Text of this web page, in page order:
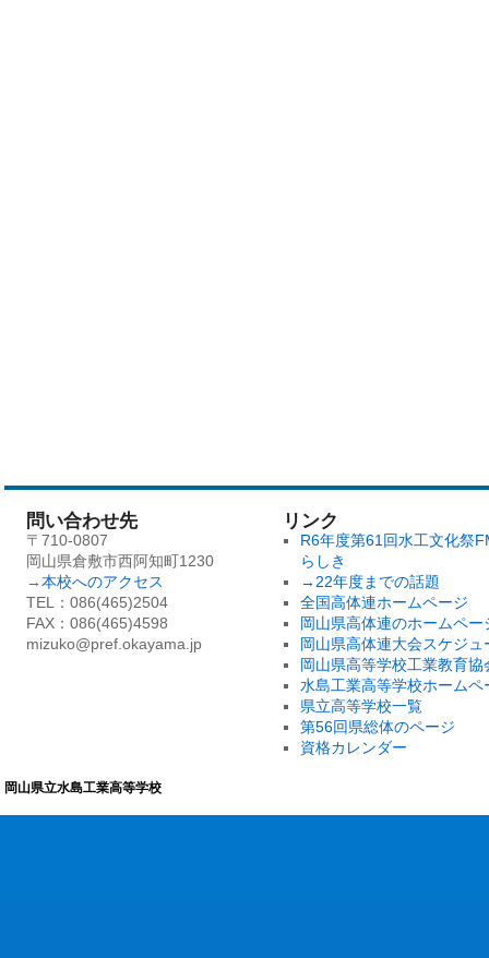
問い合わせ先
〒710-0807
岡山県倉敷市西阿知町1230
→本校へのアクセス
TEL：086(465)2504
FAX：086(465)4598
mizuko@pref.okayama.jp
リンク
R6年度第61回水工文化祭
らしき
→22年度までの話題
全国高体連ホームページ
岡山県高体連のホームペー
岡山県高体連大会スケジュ
岡山県高等学校工業教育協
水島工業高等学校ホームペ
県立高等学校一覧
第56回県総体のページ
資格カレンダー
岡山県立水島工業高等学校